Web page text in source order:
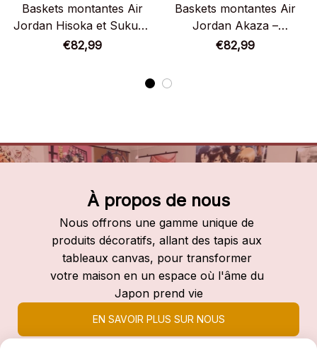
Baskets montantes Air
Jordan Hisoka et Sukuna
– Chaussures montantes
€82,99
Baskets montantes Air
Jordan Akaza –
Chaussures montantes
€82,99
À propos de nous
Nous offrons une gamme unique de
produits décoratifs, allant des tapis aux
tableaux canvas, pour transformer
votre maison en un espace où l'âme du
Japon prend vie
EN SAVOIR PLUS SUR NOUS